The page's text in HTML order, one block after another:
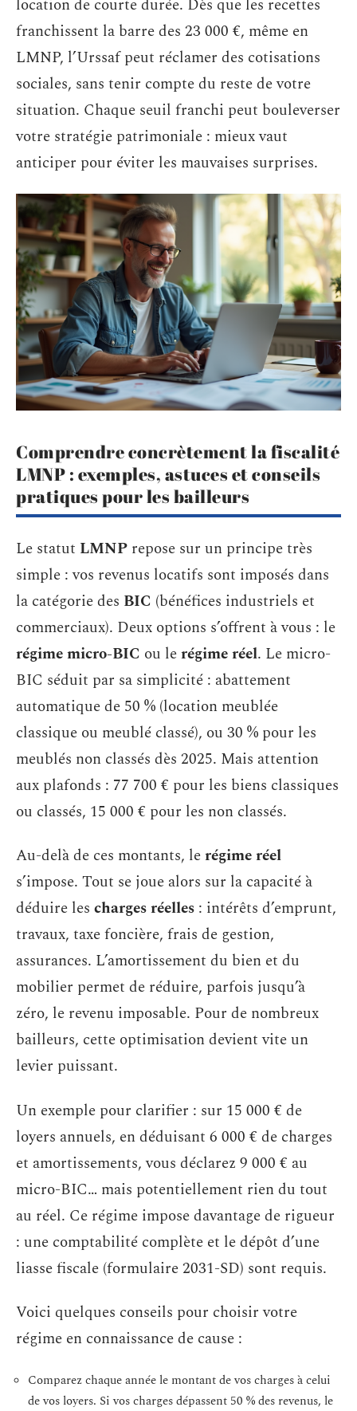
location de courte durée. Dès que les recettes
franchissent la barre des 23 000 €, même en
LMNP, l’Urssaf peut réclamer des cotisations
sociales, sans tenir compte du reste de votre
situation. Chaque seuil franchi peut bouleverser
votre stratégie patrimoniale : mieux vaut
anticiper pour éviter les mauvaises surprises.
Comprendre concrètement la fiscalité
LMNP : exemples, astuces et conseils
pratiques pour les bailleurs
Le statut LMNP repose sur un principe très
simple : vos revenus locatifs sont imposés dans
la catégorie des BIC (bénéfices industriels et
commerciaux). Deux options s’offrent à vous : le
régime micro-BIC ou lerégime réel. Le micro-
BIC séduit par sa simplicité : abattement
automatique de 50 % (location meublée
classique ou meublé classé), ou 30 % pour les
meublés non classés dès 2025. Mais attention
aux plafonds : 77 700 € pour les biens classiques
ou classés, 15 000 € pour les non classés.
Au-delà de ces montants, lerégime réel
s’impose. Tout se joue alors sur la capacité à
déduire les charges réelles : intérêts d’emprunt,
travaux, taxe foncière, frais de gestion,
assurances. L’amortissement du bien et du
mobilier permet de réduire, parfois jusqu’à
zéro, le revenu imposable. Pour de nombreux
bailleurs, cette optimisation devient vite un
levier puissant.
Un exemple pour clarifier : sur 15 000 € de
loyers annuels, en déduisant 6 000 € de charges
et amortissements, vous déclarez 9 000 € au
micro-BIC… mais potentiellement rien du tout
au réel. Ce régime impose davantage de rigueur
: une comptabilité complète et le dépôt d’une
liasse fiscale (formulaire 2031-SD) sont requis.
Voici quelques conseils pour choisir votre
régime en connaissance de cause :
Comparez chaque année le montant de vos charges à celui
de vos loyers. Si vos charges dépassent 50 % des revenus, le